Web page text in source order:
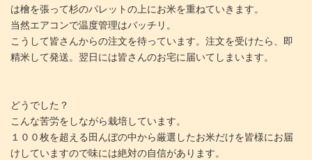
は檜を張って杉のパレットの上にお米を重ねていきます。
当然エアコンで温度管理はバッチリ。
こうして皆さんからの注文を待っています。注文を受けたら、即
精米して発送。翌日には皆さんのお宅に届いてしまいます。
どうでした？
こんな苦労をしながら栽培しています。
１００枚を超える田んぼの中から厳選したお米だけを皆様にお届
けしていますので味には絶対の自信があります。